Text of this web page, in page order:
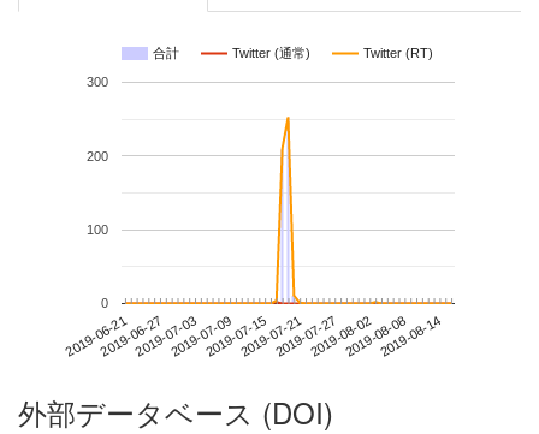
合計 Twitter (通常) Twitter (RT)
2019-06-212019-06-272019-07-032019-07-092019-07-152019-07-212019-07-272019-08-022019-08-082019-08-14
0
100
200
300
外部データベース (DOI)